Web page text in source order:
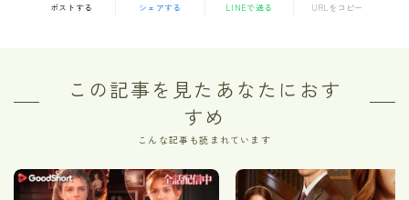
ポストする シェアする LINEで送る URLをコピー
この記事を見たあなたにおす
すめ
こんな記事も読まれています